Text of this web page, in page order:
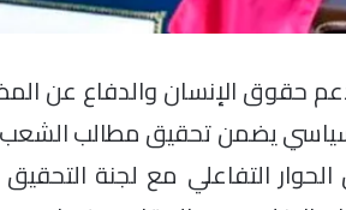
حقوق الإنسان والدفاع عن
سياسي يضمن تحقيق مطالب
التفاعلي مع لجنة التحقيق